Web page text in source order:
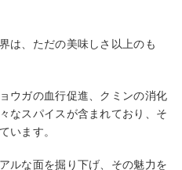
は、ただの美味しさ以上のも
ウガの血行促進、クミンの消化
なスパイスが含まれており、そ
います。
ルな面を掘り下げ、その魅力を